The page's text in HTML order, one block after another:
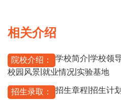
相关介绍
院校介绍： 学校简介 学校领
校园风景 就业情况 实验基地
招生录取： 招生章程 招生计划